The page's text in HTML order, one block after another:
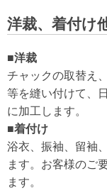
洋裁、着付け
■洋裁
チャックの取替え
等を縫い付けて、
に加工します。
■着付け
浴衣、振袖、留袖
ます。お客様のご
ます。